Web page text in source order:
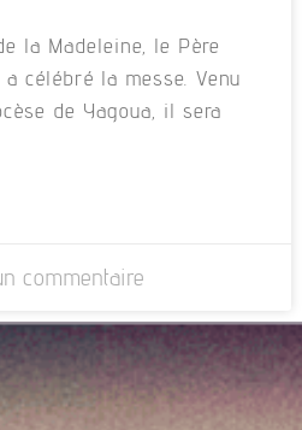
la Madeleine, le Père
célébré la messe. Venu
de Yagoua, il sera
commentaire